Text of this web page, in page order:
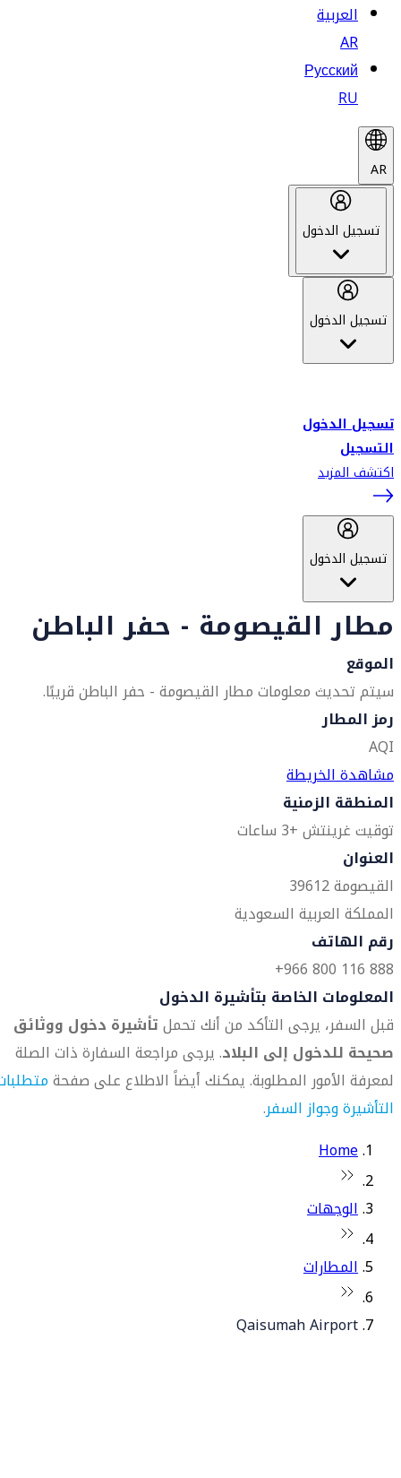
العربية
AR
Русский
RU
AR
تسجيل الدخول
تسجيل الدخول
تسجيل الدخول
التسجيل
اكتشف المزيد
تسجيل الدخول
مطار القيصومة - حفر الباطن
الموقع
سيتم تحديث معلومات مطار القيصومة - حفر الباطن قريبًا.
رمز المطار
AQI
مشاهدة الخريطة
المنطقة الزمنية
توقيت غرينتش +3 ساعات
العنوان
القيصومة 39612
المملكة العربية السعودية
رقم الهاتف
888 116 800 966+
المعلومات الخاصة بتأشيرة الدخول
قبل السفر، يرجى التأكد من أنك تحملتأشيرة دخول ووثائق
صحيحة للدخول إلى البلاد. يرجى مراجعة السفارة ذات الصلة
لمعرفة الأمور المطلوبة. يمكنك أيضاً الاطلاع على صفحة
التأشيرة وجواز السفر.
Home
الوجهات
المطارات
Qaisumah Airport